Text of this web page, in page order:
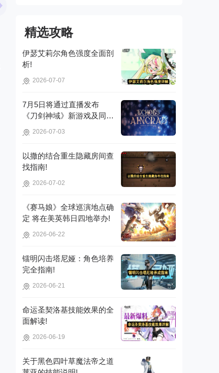
精选攻略
伊瑟艾莉尔角色强度全面剖
析!
2026-07-07
7月5日将通过直播发布
《刀剑神域》新游戏及同步
时长为110分钟!
2026-07-03
以撒的结合重生隐藏房间查
找指南!
2026-07-02
《赛马娘》全球巡演地点确
定 将在美英韩日四地举办!
2026-06-22
镭明闪击塔尼娅：角色培养
完全指南!
2026-06-21
命运圣契洛基技能效果的全
面解读!
2026-06-19
关于黑色四叶草魔法帝之道